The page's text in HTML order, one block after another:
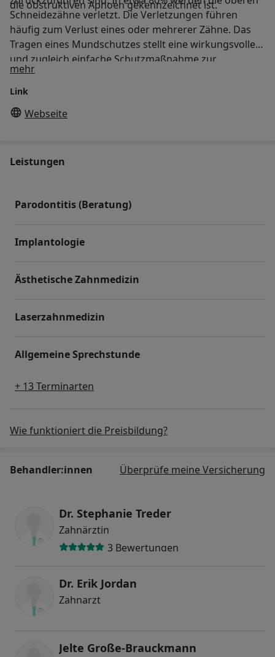
die obstruktiven Apnoen gekennzeichnet ist.
Schneidezähne verletzt. Die Verletzungen führen
häufig zum Verlust eines oder mehrerer Zähne. Das
Tragen eines Mundschutzes stellt eine wirkungsvolle
und zugleich einfache Schutzmaßnahme zur
Vorbeugung von sportbedingten Zahn- Mund- und
Kieferverletzungen dar. Vergleichsstatistiken zeigen
kann. Neben der Schutzwirkung für die Zähne und die
Zunge des Ober- und Unterkiefers sowie der
mehrÜber uns
Link
Webseite
Leistungen
Parodontitis (Beratung)
Implantologie
Ästhetische Zahnmedizin
Laserzahnmedizin
Allgemeine Sprechstunde
+ 13 Terminarten
Wie funktioniert die Preisbildung?
Behandler:innen Überprüfe meine Versicherung
Dr. Stephanie Treder
Zahnärztin
3 Bewertungen
Dr. Erik Jordan
Zahnarzt
Jelte Große-Brauckmann